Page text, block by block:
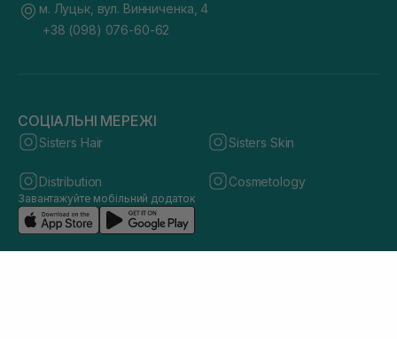
м. Луцьк, вул. Винниченка, 4
+38 (098) 076-60-62
СОЦІАЛЬНІ МЕРЕЖІ
Sisters Hair Sisters Skin
Distribution Cosmetology
Завантажуйте мобільний додаток